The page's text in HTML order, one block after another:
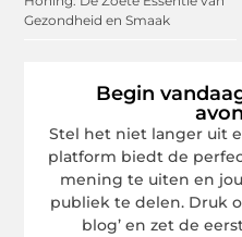
Gezondheid en Smaak
Begin
Stel het niet langer uit
platform biedt de
mening te uiten en
publiek te delen. Druk
blog’ en zet de